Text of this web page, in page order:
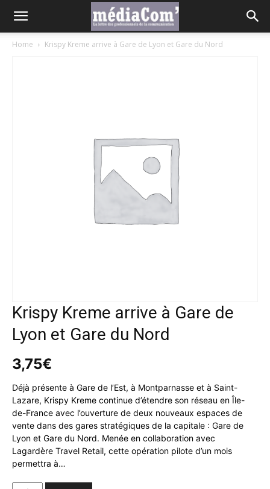
Home Krispy Kreme arrive à Gare de Lyon et Gare du Nord
Krispy Kreme arrive à Gare de
Lyon et Gare du Nord
3,75€
Déjà présente à Gare de l’Est, à Montparnasse et à Saint-
Lazare, Krispy Kreme continue d’étendre son réseau en Île-
de-France avec l’ouverture de deux nouveaux espaces de
vente dans des gares stratégiques de la capitale : Gare de
Lyon et Gare du Nord. Menée en collaboration avec
Lagardère Travel Retail, cette opération pilote d’un mois
permettra à…